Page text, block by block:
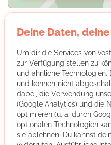
Evangelische
EKBO
Deine Daten,
Um dir die Services von
zur Verfügung stellen zu
und ähnliche
und können nicht
dabei, die Verwendung
(Google Analytics) und die
optimieren (u. a. durch
optionalen Technologien
sie ablehnen. Du kannst